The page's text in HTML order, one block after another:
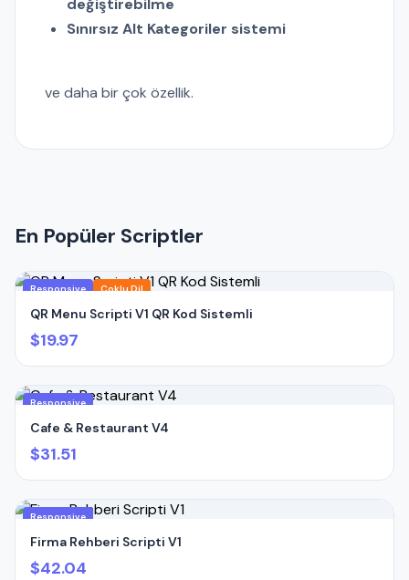
değiştirebilme
Sınırsız Alt Kategoriler sistemi
ve daha bir çok özellik.
En Popüler Scriptler
Responsive Çoklu Dil
QR Menu Scripti V1 QR Kod Sistemli
$19.97
Responsive
Cafe & Restaurant V4
$31.51
Responsive
Firma Rehberi Scripti V1
$42.04